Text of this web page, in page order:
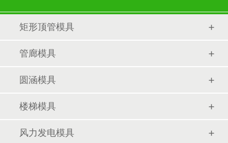
矩形顶管模具
管廊模具
圆涵模具
楼梯模具
风力发电模具